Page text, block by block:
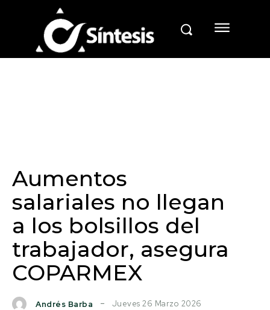
Aumentos
salariales no llegan
a los bolsillos del
trabajador, asegura
COPARMEX
Andrés Barba Jueves 26 Marzo 2026